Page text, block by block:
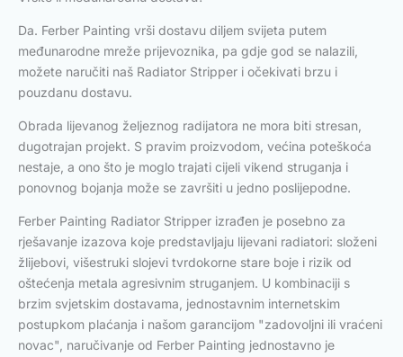
Da. Ferber Painting vrši dostavu diljem svijeta putem
međunarodne mreže prijevoznika, pa gdje god se nalazili,
možete naručiti naš Radiator Stripper i očekivati brzu i
pouzdanu dostavu.
Obrada lijevanog željeznog radijatora ne mora biti stresan,
dugotrajan projekt. S pravim proizvodom, većina poteškoća
nestaje, a ono što je moglo trajati cijeli vikend struganja i
ponovnog bojanja može se završiti u jedno poslijepodne.
Ferber Painting Radiator Stripper izrađen je posebno za
rješavanje izazova koje predstavljaju lijevani radiatori: složeni
žlijebovi, višestruki slojevi tvrdokorne stare boje i rizik od
oštećenja metala agresivnim struganjem. U kombinaciji s
brzim svjetskim dostavama, jednostavnim internetskim
postupkom plaćanja i našom garancijom "zadovoljni ili vraćeni
novac", naručivanje od Ferber Painting jednostavno je